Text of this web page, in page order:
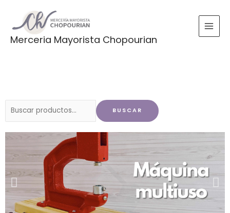
contenido
Merceria Mayorista Chopourian
Buscar
BUSCAR